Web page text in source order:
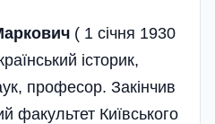
( 1 січня 1930
історик,
професор. Закінчив
факультет Київського